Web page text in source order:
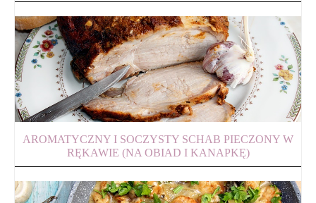
AROMATYCZNY I SOCZYSTY SCHAB PIECZONY W
RĘKAWIE (NA OBIAD I KANAPKĘ)